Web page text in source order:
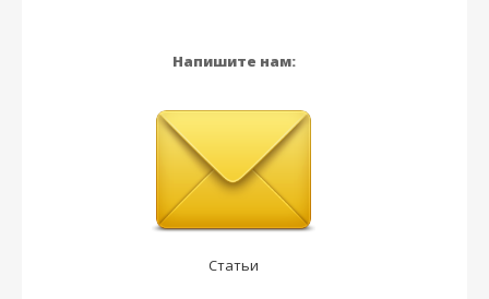
Напишите нам:
Статьи